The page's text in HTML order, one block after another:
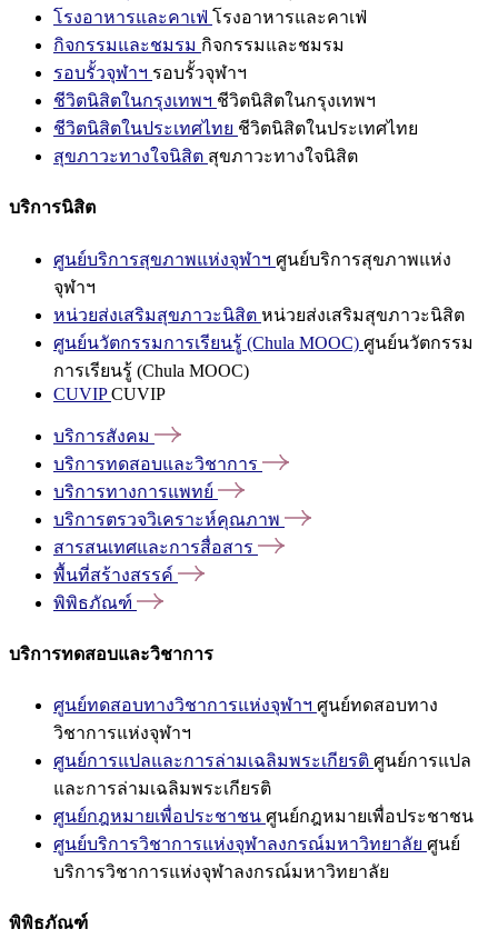
โรงอาหารและคาเฟ่ โรงอาหารและคาเฟ่
กิจกรรมและชมรม กิจกรรมและชมรม
รอบรั้วจุฬาฯ รอบรั้วจุฬาฯ
ชีวิตนิสิตในกรุงเทพฯ ชีวิตนิสิตในกรุงเทพฯ
ชีวิตนิสิตในประเทศไทย ชีวิตนิสิตในประเทศไทย
สุขภาวะทางใจนิสิต สุขภาวะทางใจนิสิต
บริการนิสิต
ศูนย์บริการสุขภาพแห่งจุฬาฯ ศูนย์บริการสุขภาพแห่ง
จุฬาฯ
หน่วยส่งเสริมสุขภาวะนิสิต หน่วยส่งเสริมสุขภาวะนิสิต
ศูนย์นวัตกรรมการเรียนรู้ (Chula MOOC) ศูนย์นวัตกรรม
การเรียนรู้ (Chula MOOC)
CUVIPCUVIP
บริการสังคม
บริการทดสอบและวิชาการ
บริการทางการแพทย์
บริการตรวจวิเคราะห์คุณภาพ
สารสนเทศและการสื่อสาร
พื้นที่สร้างสรรค์
พิพิธภัณฑ์
บริการทดสอบและวิชาการ
ศูนย์ทดสอบทางวิชาการแห่งจุฬาฯ ศูนย์ทดสอบทาง
วิชาการแห่งจุฬาฯ
ศูนย์การแปลและการล่ามเฉลิมพระเกียรติ ศูนย์การแปล
และการล่ามเฉลิมพระเกียรติ
ศูนย์กฎหมายเพื่อประชาชน ศูนย์กฎหมายเพื่อประชาชน
ศูนย์บริการวิชาการแห่งจุฬาลงกรณ์มหาวิทยาลัย ศูนย์
บริการวิชาการแห่งจุฬาลงกรณ์มหาวิทยาลัย
พิพิธภัณฑ์